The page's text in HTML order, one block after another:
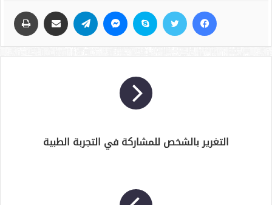
التغرير بالشخص للمشاركة في التجربة الطبية